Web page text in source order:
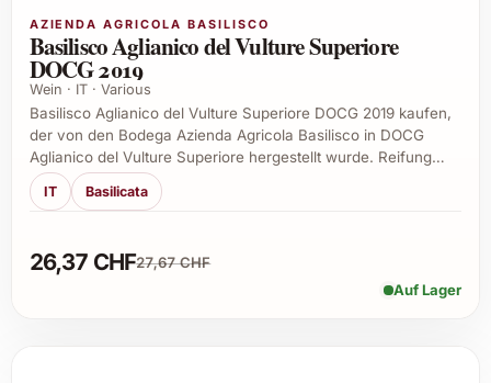
AZIENDA AGRICOLA BASILISCO
Basilisco Aglianico del Vulture Superiore
DOCG 2019
Wein · IT · Various
Basilisco Aglianico del Vulture Superiore DOCG 2019 kaufen,
der von den Bodega Azienda Agricola Basilisco in DOCG
Aglianico del Vulture Superiore hergestellt wurde. Reifung…
IT Basilicata
26,37 CHF27,67 CHF
Auf Lager